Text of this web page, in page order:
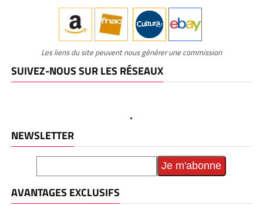
Les liens du site peuvent nous générer une commission
SUIVEZ-NOUS SUR LES RÉSEAUX
NEWSLETTER
AVANTAGES EXCLUSIFS